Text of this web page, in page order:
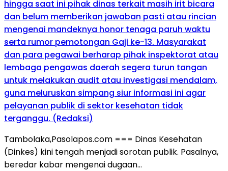
hingga saat ini pihak dinas terkait masih irit bicara
dan belum memberikan jawaban pasti atau rincian
mengenai mandeknya honor tenaga paruh waktu
serta rumor pemotongan Gaji ke-13. ​Masyarakat
dan para pegawai berharap pihak inspektorat atau
lembaga pengawas daerah segera turun tangan
untuk melakukan audit atau investigasi mendalam,
guna meluruskan simpang siur informasi ini agar
pelayanan publik di sektor kesehatan tidak
terganggu. (Redaksi)
Tambolaka,Pasolapos.com === Dinas Kesehatan
(Dinkes) kini tengah menjadi sorotan publik. Pasalnya,
beredar kabar mengenai dugaan…